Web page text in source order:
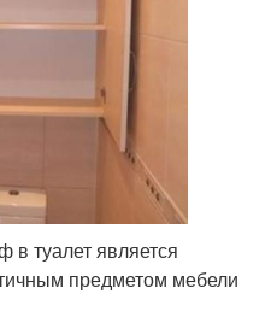
в туалет является
предметом мебели